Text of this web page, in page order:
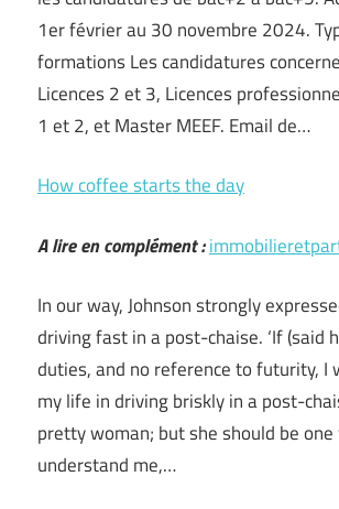
1er février au 30 novembre 2024.
formations Les candidatures
Licences 2 et 3, Licences
1 et 2, et Master MEEF. Email de…
How coffee starts the day
A lire en complément :
In our way, Johnson strongly
driving fast in a post-chaise. ‘If (said
duties, and no reference to futurity, I
my life in driving briskly in a post-
pretty woman; but she should be one
understand me,…